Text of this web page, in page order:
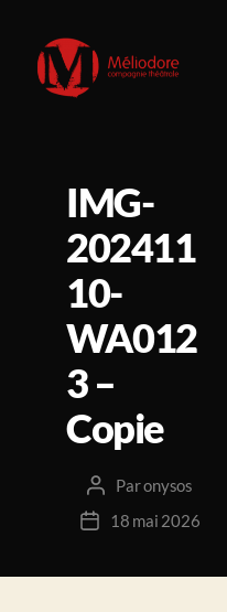
IMG-
202411
10-
WA012
3 –
Copie
Auteur
de
l’article
Paronysos
Date18 mai 2026